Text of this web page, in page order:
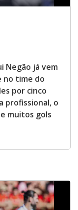
Negão já vem
no time do
por cinco
profissional, o
muitos gols